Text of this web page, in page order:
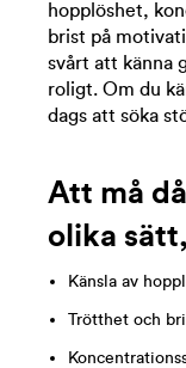
hopplöshet,
brist på
svårt att känna
roligt. Om du
dags att söka
Att må
olika
Känsla av
Trötthet och